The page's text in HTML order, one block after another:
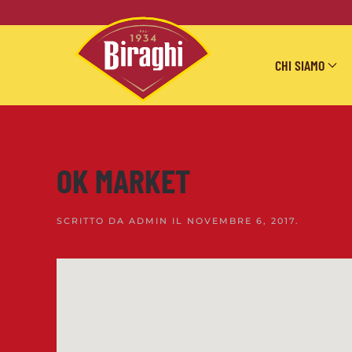
Skip to main content
CHI SIAMO
OK MARKET
SCRITTO DA ADMIN IL NOVEMBRE 6, 2017.